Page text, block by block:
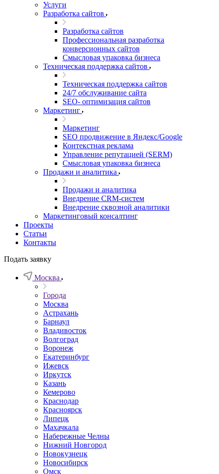
Услуги
Разработка сайтов
Разработка сайтов
Профессиональная разработка
конверсионных сайтов
Смысловая упаковка бизнеса
Техническая поддержка сайтов
Техническая поддержка сайтов
24/7 обслуживание сайта
SEO- оптимизация сайтов
Маркетинг
Маркетинг
SEO продвижение в Яндекс/Google
Контекстная реклама
Управление репутацией (SERM)
Смысловая упаковка бизнеса
Продажи и аналитика
Продажи и аналитика
Внедрение CRM-систем
Внедрение сквозной аналитики
Маркетинговый консалтинг
Проекты
Статьи
Контакты
Подать заявку
Москва
Города
Москва
Астрахань
Барнаул
Владивосток
Волгоград
Воронеж
Екатеринбург
Ижевск
Иркутск
Казань
Кемерово
Краснодар
Красноярск
Липецк
Махачкала
Набережные Челны
Нижний Новгород
Новокузнецк
Новосибирск
Омск